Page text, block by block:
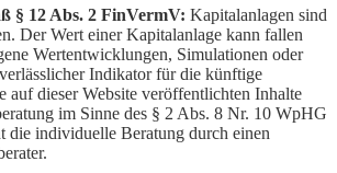
§ 12 Abs. 2 FinVermV: Kapitalanlagen sind
Der Wert einer Kapitalanlage kann fallen
Wertentwicklungen, Simulationen oder
Indikator für die künftige
auf dieser Website veröffentlichten Inhalte
im Sinne des § 2 Abs. 8 Nr. 10 WpHG
die individuelle Beratung durch einen